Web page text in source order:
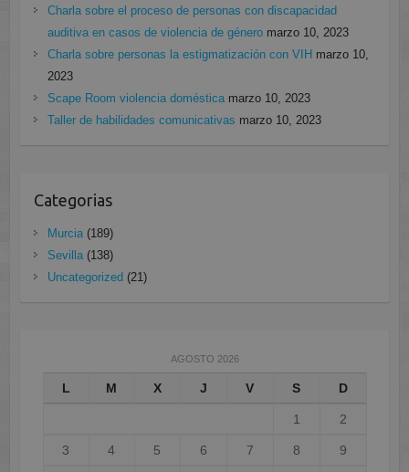
Charla sobre el proceso de personas con discapacidad
auditiva en casos de violencia de género marzo 10, 2023
Charla sobre personas la estigmatización con VIH marzo 10,
2023
Scape Room violencia doméstica marzo 10, 2023
Taller de habilidades comunicativas marzo 10, 2023
Categorias
Murcia(189)
Sevilla(138)
Uncategorized(21)
AGOSTO 2026
L M X J V S D
1 2
3 4 5 6 7 8 9